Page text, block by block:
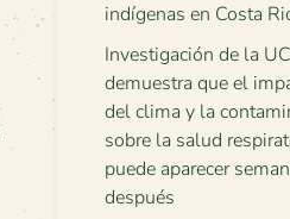
indígenas en Costa
Investigación de la
demuestra que el
del clima y la
sobre la salud
puede aparecer
después